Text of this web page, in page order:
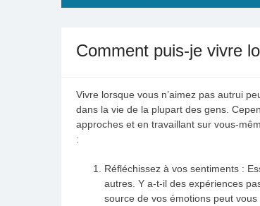
Comment puis-je vivre
Vivre lorsque vous n’aimez pas autrui
dans la vie de la plupart des gens.
approches et en travaillant sur vous-
:
Réfléchissez à vos sentiments :
autres. Y a-t-il des expériences
source de vos émotions peut